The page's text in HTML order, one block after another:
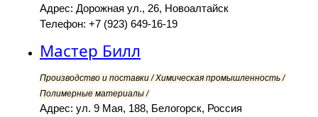
Адрес: Дорожная ул., 26, Новоалтайск
Телефон: +7 (923) 649-16-19
Мастер Билл
Производство и поставки / Химическая промышленность /
Полимерные материалы /
Адрес: ул. 9 Мая, 188, Белогорск, Россия